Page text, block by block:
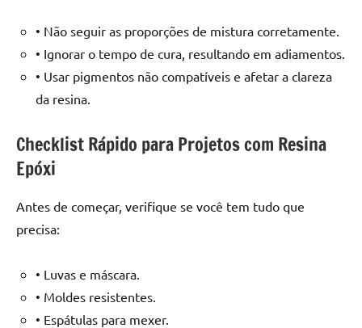
• Não seguir as proporções de mistura corretamente.
• Ignorar o tempo de cura, resultando em adiamentos.
• Usar pigmentos não compatíveis e afetar a clareza
da resina.
Checklist Rápido para Projetos com Resina
Epóxi
Antes de começar, verifique se você tem tudo que
precisa:
• Luvas e máscara.
• Moldes resistentes.
• Espátulas para mexer.